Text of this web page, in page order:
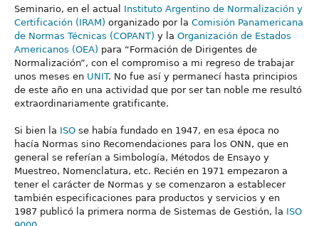
Seminario, en el actual Instituto Argentino de Normalización y
Certificación (IRAM) organizado por la Comisión Panamericana
de Normas Técnicas (COPANT) y la Organización de Estados
Americanos (OEA) para “Formación de Dirigentes de
Normalización”, con el compromiso a mi regreso de trabajar
unos meses en UNIT. No fue así y permanecí hasta principios
de este año en una actividad que por ser tan noble me resultó
extraordinariamente gratificante.
Si bien la ISO se había fundado en 1947, en esa época no
hacía Normas sino Recomendaciones para los ONN, que en
general se referían a Simbología, Métodos de Ensayo y
Muestreo, Nomenclatura, etc. Recién en 1971 empezaron a
tener el carácter de Normas y se comenzaron a establecer
también especificaciones para productos y servicios y en
1987 publicó la primera norma de Sistemas de Gestión, la ISO